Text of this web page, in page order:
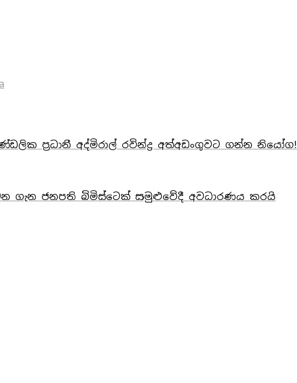
ප්‍රධානී අද්මිරාල් රවින්ද්‍ර අත්අඩංගුවට ගන්න නියෝග!
ගැන ජනපති බිමිස්ටෙක් සමුළුවේදී අවධාරණය කරයි